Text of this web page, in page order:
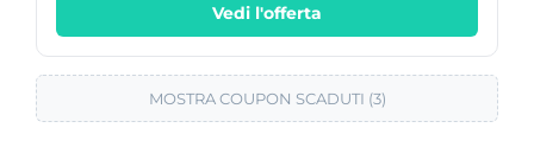
Vedi l'offerta
MOSTRA COUPON SCADUTI (3)